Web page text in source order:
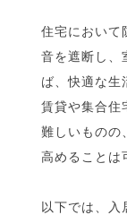
住宅において
音を遮断し、
ば、快適な生
賃貸や集合住
難しいものの
高めることは
以下では、入